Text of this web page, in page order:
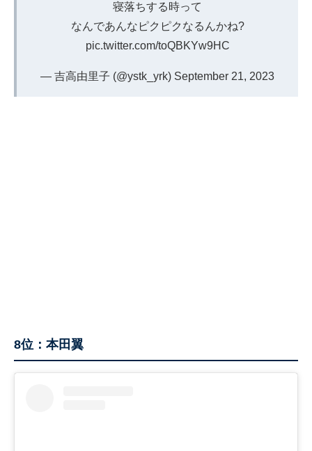
寝落ちする時って
なんであんなピクピクなるんかね?
pic.twitter.com/toQBKYw9HC
— 吉高由里子 (@ystk_yrk) September 21, 2023
8位：本田翼